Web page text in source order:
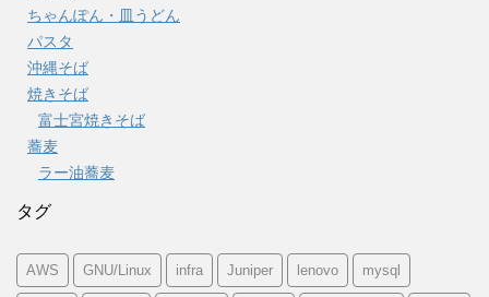
ちゃんぽん・皿うどん
パスタ
沖縄そば
焼きそば
富士宮焼きそば
蕎麦
ラー油蕎麦
タグ
AWS GNU/Linux infra Juniper lenovo mysql